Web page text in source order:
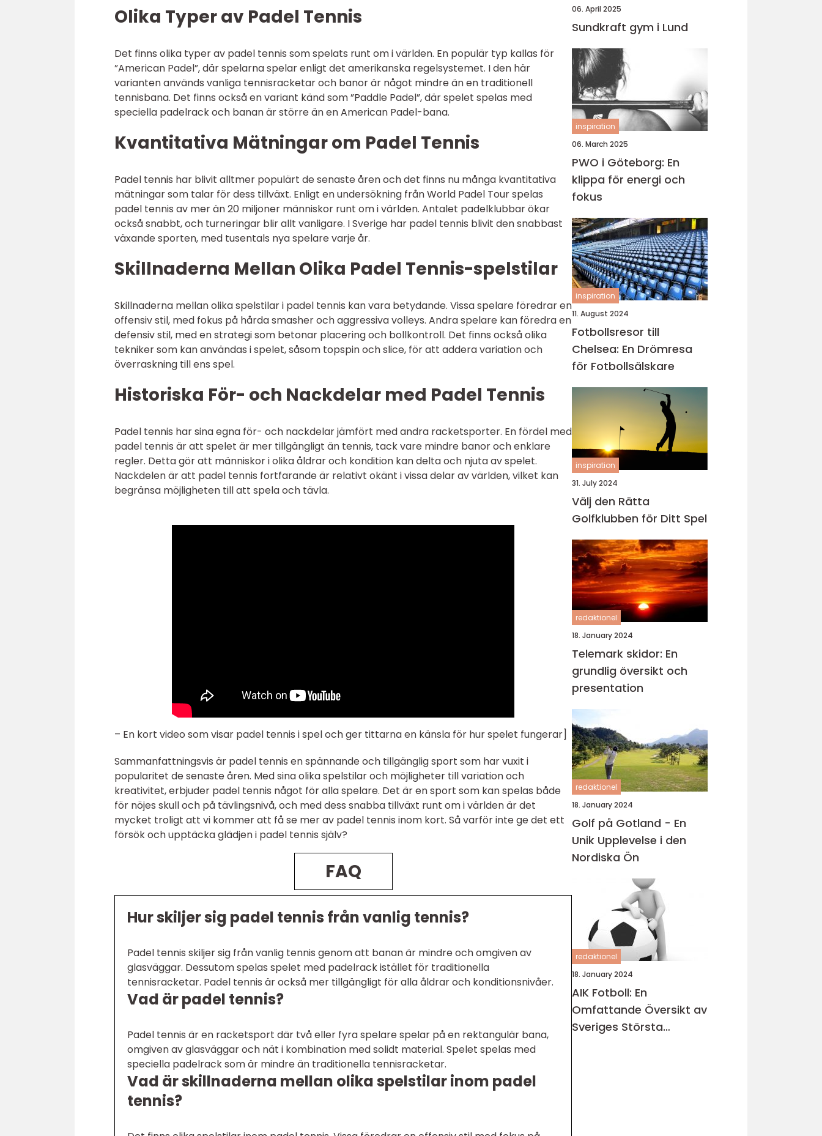
Olika Typer av Padel Tennis
Det finns olika typer av padel tennis som spelats runt om i världen. En populär typ kallas för
”American Padel”, där spelarna spelar enligt det amerikanska regelsystemet. I den här
varianten används vanliga tennisracketar och banor är något mindre än en traditionell
tennisbana. Det finns också en variant känd som ”Paddle Padel”, där spelet spelas med
speciella padelrack och banan är större än en American Padel-bana.
Kvantitativa Mätningar om Padel Tennis
Padel tennis har blivit alltmer populärt de senaste åren och det finns nu många kvantitativa
mätningar som talar för dess tillväxt. Enligt en undersökning från World Padel Tour spelas
padel tennis av mer än 20 miljoner människor runt om i världen. Antalet padelklubbar ökar
också snabbt, och turneringar blir allt vanligare. I Sverige har padel tennis blivit den snabbast
växande sporten, med tusentals nya spelare varje år.
Skillnaderna Mellan Olika Padel Tennis-spelstilar
Skillnaderna mellan olika spelstilar i padel tennis kan vara betydande. Vissa spelare föredrar en
offensiv stil, med fokus på hårda smasher och aggressiva volleys. Andra spelare kan föredra en
defensiv stil, med en strategi som betonar placering och bollkontroll. Det finns också olika
tekniker som kan användas i spelet, såsom topspin och slice, för att addera variation och
överraskning till ens spel.
Historiska För- och Nackdelar med Padel Tennis
Padel tennis har sina egna för- och nackdelar jämfört med andra racketsporter. En fördel med
padel tennis är att spelet är mer tillgängligt än tennis, tack vare mindre banor och enklare
regler. Detta gör att människor i olika åldrar och kondition kan delta och njuta av spelet.
Nackdelen är att padel tennis fortfarande är relativt okänt i vissa delar av världen, vilket kan
begränsa möjligheten till att spela och tävla.
– En kort video som visar padel tennis i spel och ger tittarna en känsla för hur spelet fungerar]
Sammanfattningsvis är padel tennis en spännande och tillgänglig sport som har vuxit i
popularitet de senaste åren. Med sina olika spelstilar och möjligheter till variation och
kreativitet, erbjuder padel tennis något för alla spelare. Det är en sport som kan spelas både
för nöjes skull och på tävlingsnivå, och med dess snabba tillväxt runt om i världen är det
mycket troligt att vi kommer att få se mer av padel tennis inom kort. Så varför inte ge det ett
försök och upptäcka glädjen i padel tennis själv?
FAQ
Hur skiljer sig padel tennis från vanlig tennis?
Padel tennis skiljer sig från vanlig tennis genom att banan är mindre och omgiven av
glasväggar. Dessutom spelas spelet med padelrack istället för traditionella
tennisracketar. Padel tennis är också mer tillgängligt för alla åldrar och konditionsnivåer.
Vad är padel tennis?
Padel tennis är en racketsport där två eller fyra spelare spelar på en rektangulär bana,
omgiven av glasväggar och nät i kombination med solidt material. Spelet spelas med
speciella padelrack som är mindre än traditionella tennisracketar.
Vad är skillnaderna mellan olika spelstilar inom padel
tennis?
06. April 2025
Sundkraft gym i Lund
inspiration
06. March 2025
PWO i Göteborg: En
klippa för energi och
fokus
inspiration
11. August 2024
Fotbollsresor till
Chelsea: En Drömresa
för Fotbollsälskare
inspiration
31. July 2024
Välj den Rätta
Golfklubben för Ditt Spel
redaktionel
18. January 2024
Telemark skidor: En
grundlig översikt och
presentation
redaktionel
18. January 2024
Golf på Gotland - En
Unik Upplevelse i den
Nordiska Ön
redaktionel
18. January 2024
AIK Fotboll: En
Omfattande Översikt av
Sveriges Största